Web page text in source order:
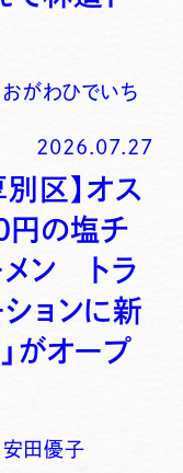
おがわひでいち
2026.07.27
別区】オス
円の塩チ
メン トラ
ョンに新
がオープ
安田優子